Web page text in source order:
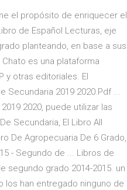
el propósito de enriquecer el
de Español Lecturas, eje
planteando, en base a sus
es una plataforma
y otras editoriales. El
2019 2020.Pdf ...
2020, puede utilizar las
Secundaria, El Libro All
De Agropecuaria De 6 Grado,
- Segundo de ... Libros de
segundo grado 2014-2015. un
los han entregado ninguno de